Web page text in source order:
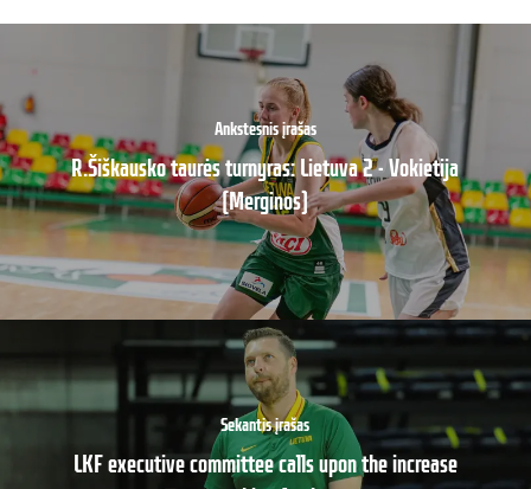
Ankstesnis įrašas
R.Šiškausko taurės turnyras: Lietuva 2 - Vokietija
(Merginos)
Sekantis įrašas
LKF executive committee calls upon the increase